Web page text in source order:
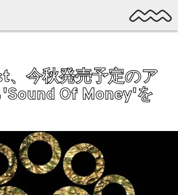
、今秋発売予定のア
Of Money'を